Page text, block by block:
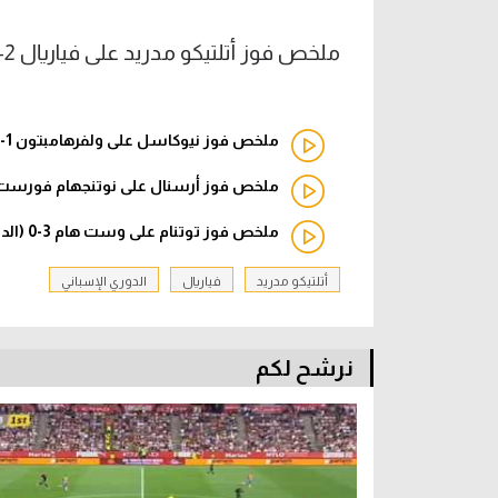
ملخص فوز أتلتيكو مدريد على فياريال 2-0 (الدوري الإسباني)
ملخص فوز نيوكاسل على ولفرهامبتون 1-0 (الدوري الإنجليزي)
ملخص فوز أرسنال على نوتنجهام فورست 3-0 (الدوري
ملخص فوز توتنام على وست هام 3-0 (الدوري الإنجليزي)
أتلتيكو مدريد فياريال الدوري الإسباني
نرشح لكم